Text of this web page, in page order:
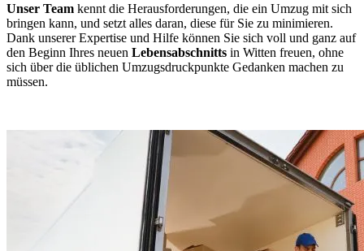
Unser Team kennt die Herausforderungen, die ein Umzug mit sich
bringen kann, und setzt alles daran, diese für Sie zu minimieren.
Dank unserer Expertise und Hilfe können Sie sich voll und ganz auf
den Beginn Ihres neuen Lebensabschnitts in Witten freuen, ohne
sich über die üblichen Umzugsdruckpunkte Gedanken machen zu
müssen.